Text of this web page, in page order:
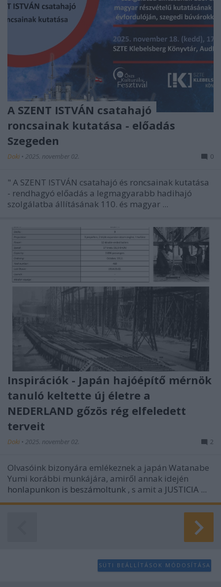
A SZENT ISTVÁN csatahajó
roncsainak kutatása - előadás
Szegeden
Doki • 2025. november 02. 0
" A SZENT ISTVÁN csatahajó és roncsainak kutatása
- rendhagyó előadás a legmagyarabb hadihajó
szolgálatba állításának 110. és magyar ...
Inspirációk - Japán hajóépítő mérnök
tanuló keltette új életre a
NEDERLAND gőzös rég elfeledett
terveit
Doki • 2025. november 02. 2
Olvasóink bizonyára emlékeznek a japán Watanabe
Yumi korábbi munkájára, amiről annak idején
honlapunkon is beszámoltunk , s amit a JUSTICIA ...
SÜTI BEÁLLÍTÁSOK MÓDOSÍTÁSA